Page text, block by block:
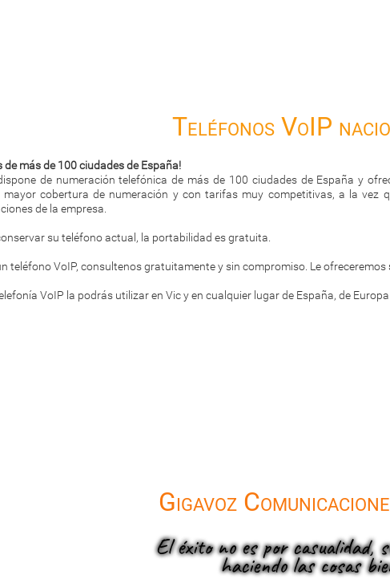
Teléfonos VoIP
de más de 100 ciudades de España!
de numeración telefónica de más de 100 ciudades de España y
cobertura de numeración y con tarifas muy competitivas, a la vez
de la empresa.
su teléfono actual, la portabilidad es gratuita.
teléfono VoIP, consultenos gratuitamente y sin compromiso. Le ofreceremos
VoIP la podrás utilizar en Vic y en cualquier lugar de España, de Europa
Gigavoz
El éxito no es por casualidad,
haciendo las cosas